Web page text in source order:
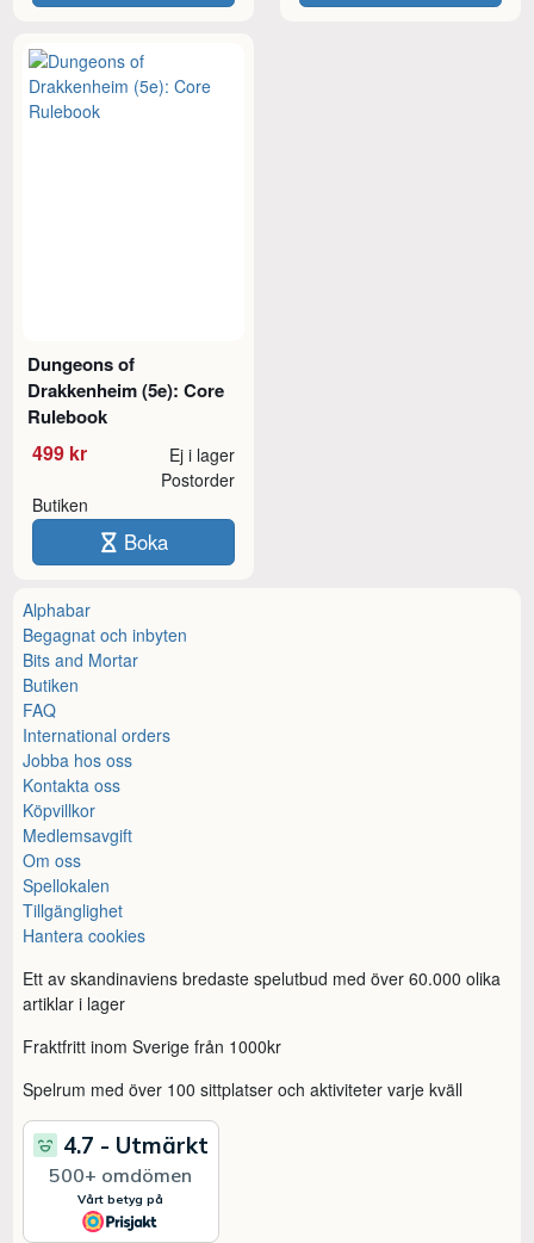
Dungeons of
Drakkenheim (5e): Core
Rulebook
499 kr Ej i lager
Butiken
Postorder
Boka
Alphabar
Begagnat och inbyten
Bits and Mortar
Butiken
FAQ
International orders
Jobba hos oss
Kontakta oss
Köpvillkor
Medlemsavgift
Om oss
Spellokalen
Tillgänglighet
Hantera cookies
Ett av skandinaviens bredaste spelutbud med över 60.000 olika
artiklar i lager
Fraktfritt inom Sverige från 1000kr
Spelrum med över 100 sittplatser och aktiviteter varje kväll